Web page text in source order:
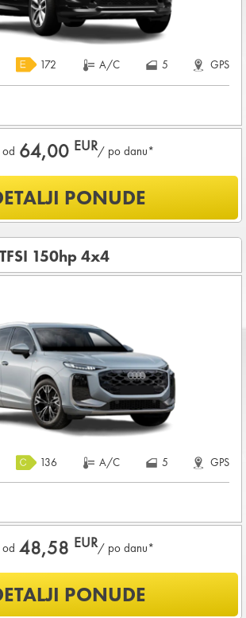
172 A/C 5 GPS
64,00 EUR/ po danu*
OSIGURANJA od štete (CDW) i krađe
2025
između25 - 80godina
KREDITNOJ KARTICI u iznosu od
+ iznosa najma
USLOVI NAJMA
PONUDE
150hp 4x4
136 A/C 5 GPS
48,58 EUR/ po danu*
PONUDE